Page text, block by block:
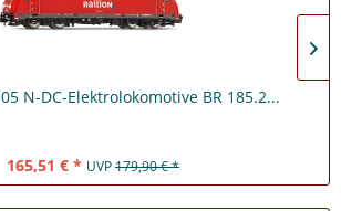
N-DC-Elektrolokomotive BR 185.2...
165,51 € * UVP179,90 € *